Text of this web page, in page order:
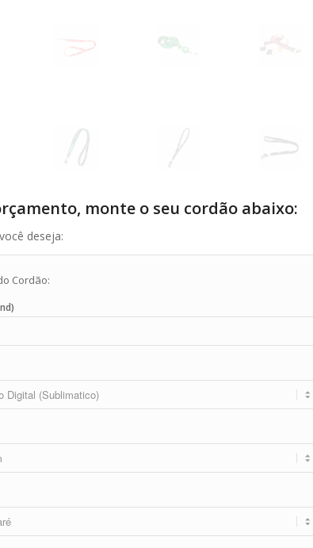
monte o seu cordão abaixo:
deseja:
Cordão: